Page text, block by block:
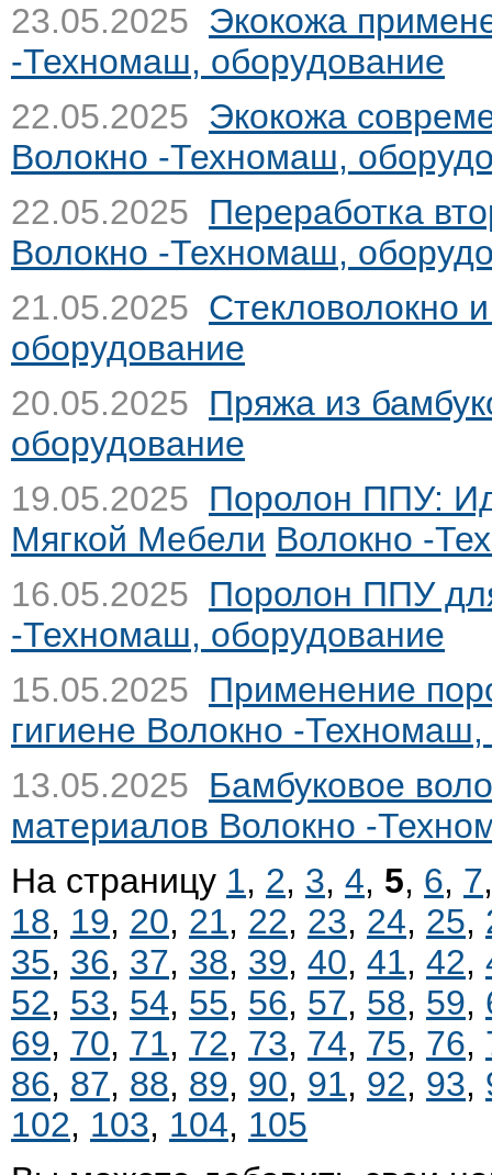
23.05.2025 Экокожа
-Техномаш, оборудование
22.05.2025 Экокожа
Волокно -Техномаш,
22.05.2025 Переработка
Волокно -Техномаш,
21.05.2025 Стекловолокно
оборудование
20.05.2025 Пряжа из
оборудование
19.05.2025 Поролон ППУ:
Мягкой Мебели Волокно -
16.05.2025 Поролон ППУ
-Техномаш, оборудование
15.05.2025 Применение
гигиене Волокно -Техномаш,
13.05.2025 Бамбуковое
материалов Волокно -
На страницу 1, 2, 3, 4, 5, 6, 7
18, 19, 20, 21, 22, 23, 24, 25,
35, 36, 37, 38, 39, 40, 41, 42,
52, 53, 54, 55, 56, 57, 58, 59,
69, 70, 71, 72, 73, 74, 75, 76,
86, 87, 88, 89, 90, 91, 92, 93,
102, 103, 104, 105